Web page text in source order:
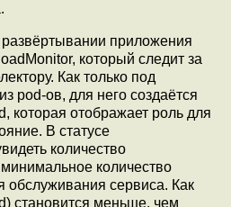
развёртывании приложения
который следит за
Как только под
pod-ов, для него создаётся
которая отображает роль для
В статусе
количество
количество
обслуживания сервиса. Как
становится меньше, чем